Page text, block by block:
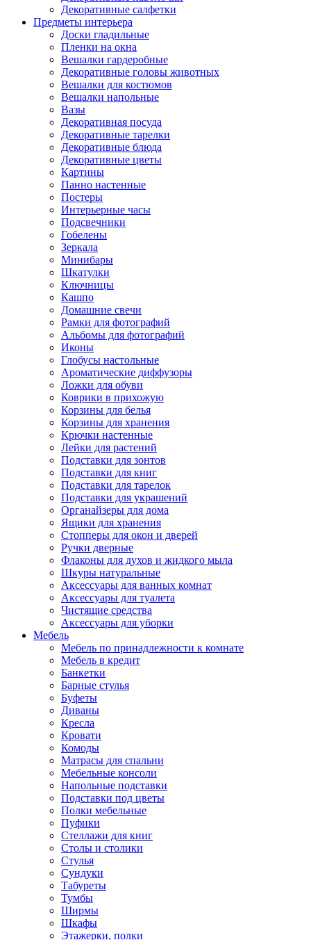
Декоративные салфетки
Предметы интерьера
Доски гладильные
Пленки на окна
Вешалки гардеробные
Декоративные головы животных
Вешалки для костюмов
Вешалки напольные
Вазы
Декоративная посуда
Декоративные тарелки
Декоративные блюда
Декоративные цветы
Картины
Панно настенные
Постеры
Интерьерные часы
Подсвечники
Гобелены
Зеркала
Минибары
Шкатулки
Ключницы
Кашпо
Домашние свечи
Рамки для фотографий
Альбомы для фотографий
Иконы
Глобусы настольные
Ароматические диффузоры
Ложки для обуви
Коврики в прихожую
Корзины для белья
Корзины для хранения
Крючки настенные
Лейки для растений
Подставки для зонтов
Подставки для книг
Подставки для тарелок
Подставки для украшений
Органайзеры для дома
Ящики для хранения
Стопперы для окон и дверей
Ручки дверные
Флаконы для духов и жидкого мыла
Шкуры натуральные
Аксессуары для ванных комнат
Аксессуары для туалета
Чистящие средства
Аксессуары для уборки
Мебель
Мебель по принадлежности к комнате
Мебель в кредит
Банкетки
Барные стулья
Буфеты
Диваны
Кресла
Кровати
Комоды
Матрасы для спальни
Мебельные консоли
Напольные подставки
Подставки под цветы
Полки мебельные
Пуфики
Стеллажи для книг
Столы и столики
Стулья
Сундуки
Табуреты
Тумбы
Ширмы
Шкафы
Этажерки, полки